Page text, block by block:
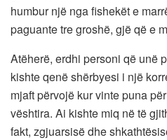
humbur një nga fishekët e
paguante tre groshë, gjë që e
Atëherë, erdhi personi që unë
kishte qenë shërbyesi i një
mjaft përvojë kur vinte puna
vështira. Ai kishte miq në të
fakt, zgjuarsisë dhe